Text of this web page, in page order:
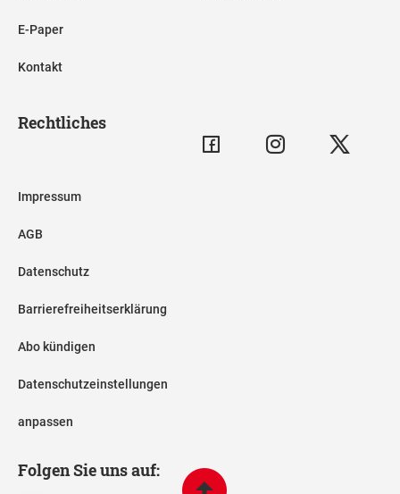
E-Paper
Kontakt
Rechtliches
Impressum
AGB
Datenschutz
Barrierefreiheitserklärung
Abo kündigen
Datenschutzeinstellungen
anpassen
Folgen Sie uns auf: